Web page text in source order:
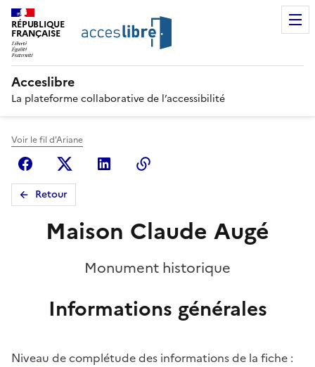
RÉPUBLIQUE
FRANÇAISE
Acceslibre
La plateforme collaborative de l’accessibilité
Voir le fil d'Ariane
FacebookX (anciennement Twitter)
Linkedin
Retour
Maison Claude Augé
Monument historique
Informations générales
Niveau de complétude des informations de la fiche :